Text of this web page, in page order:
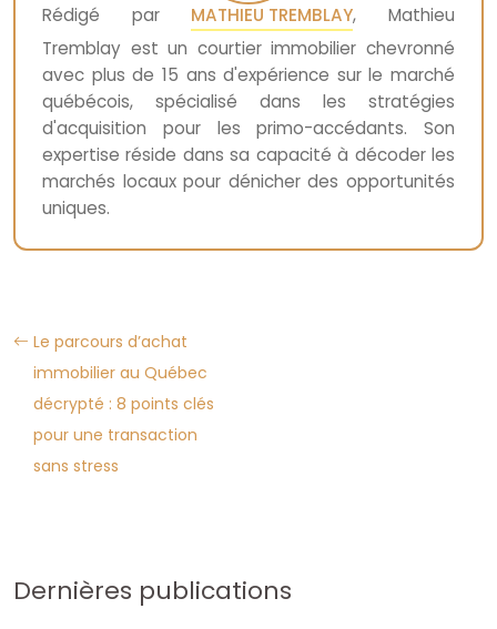
Rédigé par MATHIEU TREMBLAY, Mathieu
Tremblay est un courtier immobilier chevronné
avec plus de 15 ans d'expérience sur le marché
québécois, spécialisé dans les stratégies
d'acquisition pour les primo-accédants. Son
expertise réside dans sa capacité à décoder les
marchés locaux pour dénicher des opportunités
uniques.
Le parcours d’achat
immobilier au Québec
décrypté : 8 points clés
pour une transaction
sans stress
Dernières publications